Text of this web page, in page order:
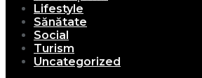
Lifestyle
Sănătate
Social
Turism
Uncategorized